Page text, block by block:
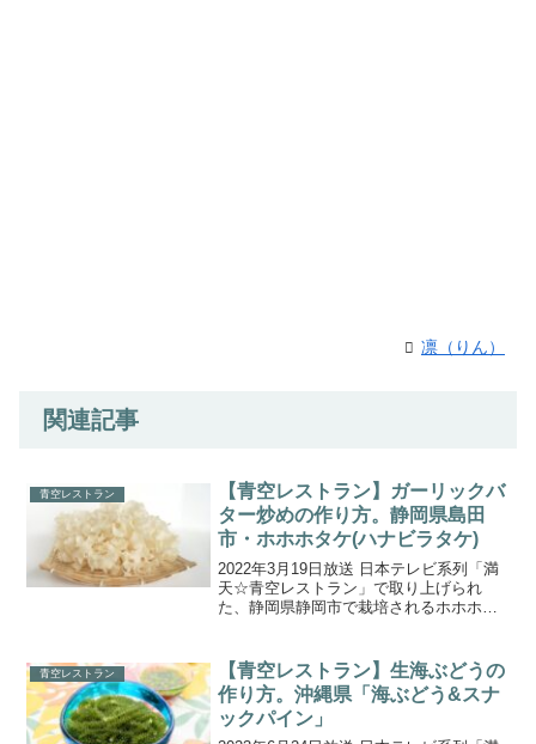
凛（りん）
関連記事
青空レストラン
【青空レストラン】ガーリックバ
ター炒めの作り方。静岡県島田
市・ホホホタケ(ハナビラタケ)
2022年3月19日放送 日本テレビ系列「満
天☆青空レストラン」で取り上げられ
た、静岡県静岡市で栽培されるホホホタ
す。今回の食材は、静岡県島田市の大井
川電機製作所が人工栽...
青空レストラン
【青空レストラン】生海ぶどうの
作り方。沖縄県「海ぶどう&スナ
ックパイン」